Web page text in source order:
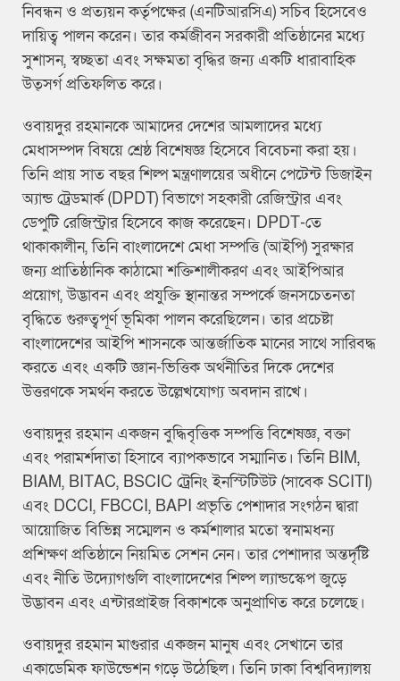
নিবন্ধন ও প্রত্যয়ন কর্তৃপক্ষের (এনটিআরসিএ) সচিব হিসেবেও
দায়িত্ব পালন করেন। তার কর্মজীবন সরকারী প্রতিষ্ঠানের মধ্যে
সুশাসন, স্বচ্ছতা এবং সক্ষমতা বৃদ্ধির জন্য একটি ধারাবাহিক
উত্সর্গ প্রতিফলিত করে।
ওবায়দুর রহমানকে আমাদের দেশের আমলাদের মধ্যে
মেধাসম্পদ বিষয়ে শ্রেষ্ঠ বিশেষজ্ঞ হিসেবে বিবেচনা করা হয়।
তিনি প্রায় সাত বছর শিল্প মন্ত্রণালয়ের অধীনে পেটেন্ট ডিজাইন
অ্যান্ড ট্রেডমার্ক (DPDT) বিভাগে সহকারী রেজিস্ট্রার এবং
ডেপুটি রেজিস্ট্রার হিসেবে কাজ করেছেন। DPDT-তে
থাকাকালীন, তিনি বাংলাদেশে মেধা সম্পত্তি (আইপি) সুরক্ষার
জন্য প্রাতিষ্ঠানিক কাঠামো শক্তিশালীকরণ এবং আইপিআর
প্রয়োগ, উদ্ভাবন এবং প্রযুক্তি স্থানান্তর সম্পর্কে জনসচেতনতা
বৃদ্ধিতে গুরুত্বপূর্ণ ভূমিকা পালন করেছিলেন। তার প্রচেষ্টা
বাংলাদেশের আইপি শাসনকে আন্তর্জাতিক মানের সাথে সারিবদ্ধ
করতে এবং একটি জ্ঞান-ভিত্তিক অর্থনীতির দিকে দেশের
উত্তরণকে সমর্থন করতে উল্লেখযোগ্য অবদান রাখে।
ওবায়দুর রহমান একজন বুদ্ধিবৃত্তিক সম্পত্তি বিশেষজ্ঞ, বক্তা
এবং পরামর্শদাতা হিসাবে ব্যাপকভাবে সম্মানিত। তিনি BIM,
BIAM, BITAC, BSCIC ট্রেনিং ইনস্টিটিউট (সাবেক SCITI)
এবং DCCI, FBCCI, BAPI প্রভৃতি পেশাদার সংগঠন দ্বারা
আয়োজিত বিভিন্ন সম্মেলন ও কর্মশালার মতো স্বনামধন্য
প্রশিক্ষণ প্রতিষ্ঠানে নিয়মিত সেশন নেন। তার পেশাদার অন্তর্দৃষ্টি
এবং নীতি উদ্যোগগুলি বাংলাদেশের শিল্প ল্যান্ডস্কেপ জুড়ে
উদ্ভাবন এবং এন্টারপ্রাইজ বিকাশকে অনুপ্রাণিত করে চলেছে।
ওবায়দুর রহমান মাগুরার একজন মানুষ এবং সেখানে তার
একাডেমিক ফাউন্ডেশন গড়ে উঠেছিল। তিনি ঢাকা বিশ্ববিদ্যালয়